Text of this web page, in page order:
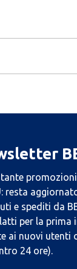
resta
e spediti da
per la prima
ai nuovi utenti
24 ore).